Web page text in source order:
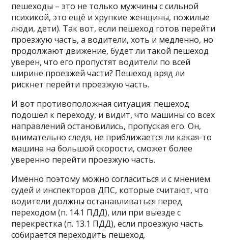
пешеходы – это не только мужчины с сильной
психикой, это ещё и хрупкие женщины, пожилые
люди, дети). Так вот, если пешеход готов перейти
проезжую часть, а водители, хоть и медленно, но
продолжают движение, будет ли такой пешеход
уверен, что его пропустят водители по всей
ширине проезжей части? Пешеход вряд ли
рискнет перейти проезжую часть.
И вот противоположная ситуация: пешеход
подошел к переходу, и видит, что машины со всех
направлений остановились, пропуская его. Он,
внимательно следя, не приближается ли какая-то
машина на большой скорости, сможет более
уверенно перейти проезжую часть.
Именно поэтому можно согласиться и с мнением
судей и инспекторов ДПС, которые считают, что
водители должны останавливаться перед
переходом (п. 14.1 ПДД), или при выезде с
перекрестка (п. 13.1 ПДД), если проезжую часть
собирается переходить пешеход.